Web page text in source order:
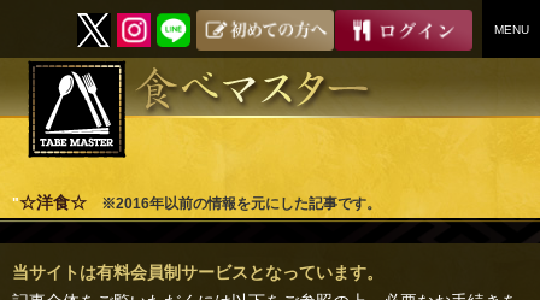
MENU
SKIP
"☆洋食☆ ※2016年以前の情報を元にした記事です。
当サイトは有料会員制サービスとなっています。